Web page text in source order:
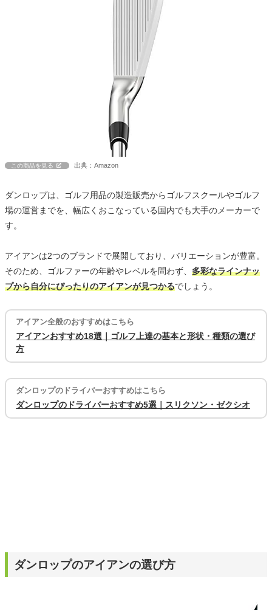
この商品を見る 出典：Amazon
ダンロップは、ゴルフ用品の製造販売からゴルフスクールやゴルフ
場の運営までを、幅広くおこなっている国内でも大手のメーカーで
す。
アイアンは2つのブランドで展開しており、バリエーションが豊富。
そのため、ゴルファーの年齢やレベルを問わず、 多彩なラインナッ
プから自分にぴったりのアイアンが見つかるでしょう。
アイアン全般のおすすめはこちら
アイアンおすすめ18選｜ゴルフ上達の基本と形状・種類の選び
方
ダンロップのドライバーおすすめはこちら
ダンロップのドライバーおすすめ5選｜スリクソン・ゼクシオ
ダンロップのアイアンの選び方